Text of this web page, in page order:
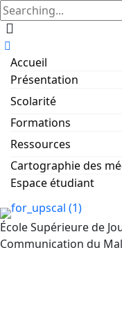
Accueil
Présentation
Scolarité
Formations
Ressources
Cartographie des
Espace étudiant
École Supérieure de
Communication du Mali